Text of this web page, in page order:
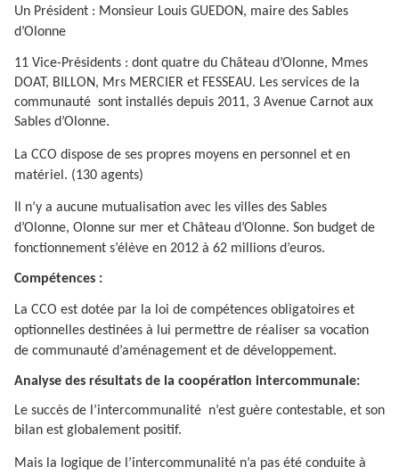
Un Président : Monsieur Louis GUEDON, maire des Sables
d’Olonne
11 Vice-Présidents : dont quatre du Château d’Olonne, Mmes
DOAT, BILLON, Mrs MERCIER et FESSEAU. Les services de la
communauté sont installés depuis 2011, 3 Avenue Carnot aux
Sables d’Olonne.
La CCO dispose de ses propres moyens en personnel et en
matériel. (130 agents)
Il n’y a aucune mutualisation avec les villes des Sables
d’Olonne, Olonne sur mer et Château d’Olonne. Son budget de
fonctionnement s’élève en 2012 à 62 millions d’euros.
Compétences :
La CCO est dotée par la loi de compétences obligatoires et
optionnelles destinées à lui permettre de réaliser sa vocation
de communauté d’aménagement et de développement.
Analyse des résultats de la coopération intercommunale:
Le succès de l’intercommunalité n’est guère contestable, et son
bilan est globalement positif.
Mais la logique de l’intercommunalité n’a pas été conduite à